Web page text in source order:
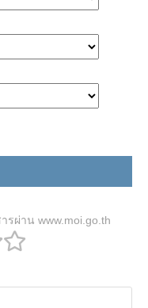
รผ่าน www.moi.go.th